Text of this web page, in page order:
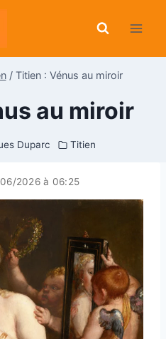
/ Titien : Vénus au miroir
au miroir
Duparc Titien
2026 à 06:25